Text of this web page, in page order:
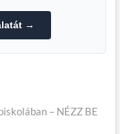
→
– NÉZZ BE